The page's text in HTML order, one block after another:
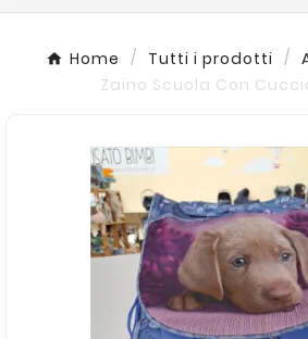
Home Tutti i prodotti
Zaino Scuola Con